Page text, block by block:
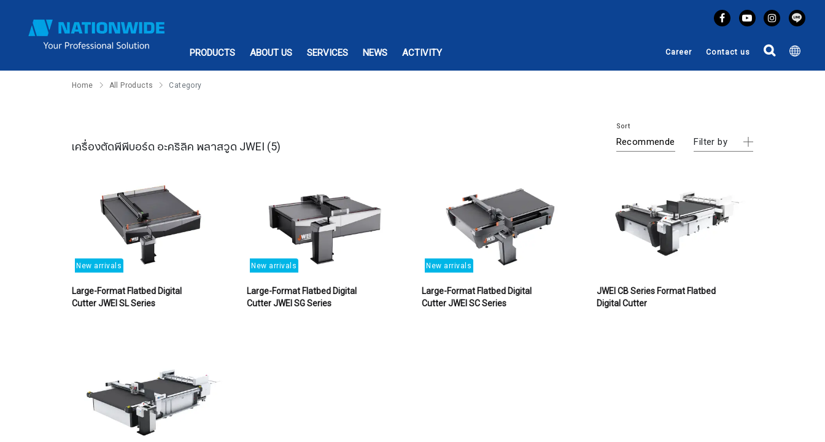
PRODUCTS ABOUT US SERVICES NEWS ACTIVITY Career Contact us
Home All Products Category
เครื่องตัดพีพีบอร์ด อะคริลิค พลาสวูด JWEI (5)
Sort
Filter by
New arrivals
Large-Format Flatbed Digital
Cutter JWEI SL Series
New arrivals
Large-Format Flatbed Digital
Cutter JWEI SG Series
New arrivals
Large-Format Flatbed Digital
Cutter JWEI SC Series
JWEI CB Series Format Flatbed
Digital Cutter